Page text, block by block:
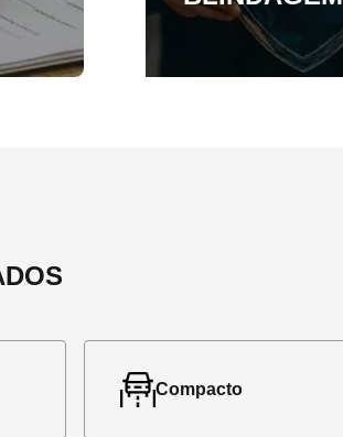
Compacto